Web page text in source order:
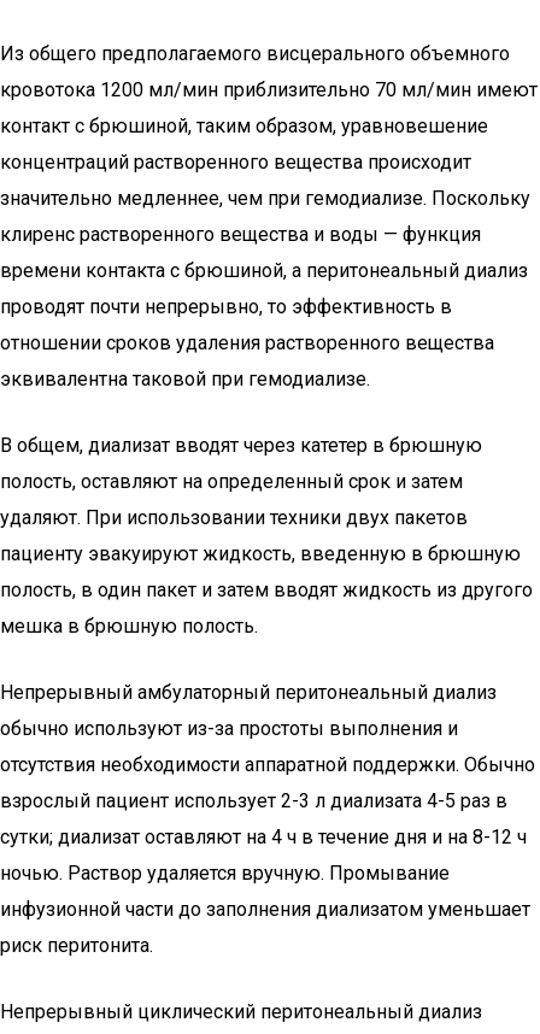
Из общего предполагаемого висцерального объемного
кровотока 1200 мл/мин приблизительно 70 мл/мин имеют
контакт с брюшиной, таким образом, уравновешение
концентраций растворенного вещества происходит
значительно медленнее, чем при гемодиализе. Поскольку
клиренс растворенного вещества и воды — функция
времени контакта с брюшиной, а перитонеальный диализ
проводят почти непрерывно, то эффективность в
отношении сроков удаления растворенного вещества
эквивалентна таковой при гемодиализе.
В общем, диализат вводят через катетер в брюшную
полость, оставляют на определенный срок и затем
удаляют. При использовании техники двух пакетов
пациенту эвакуируют жидкость, введенную в брюшную
полость, в один пакет и затем вводят жидкость из другого
мешка в брюшную полость.
Непрерывный амбулаторный перитонеальный диализ
обычно используют из-за простоты выполнения и
отсутствия необходимости аппаратной поддержки. Обычно
взрослый пациент использует 2-3 л диализата 4-5 раз в
сутки; диализат оставляют на 4 ч в течение дня и на 8-12 ч
ночью. Раствор удаляется вручную. Промывание
инфузионной части до заполнения диализатом уменьшает
риск перитонита.
Непрерывный циклический перитонеальный диализ